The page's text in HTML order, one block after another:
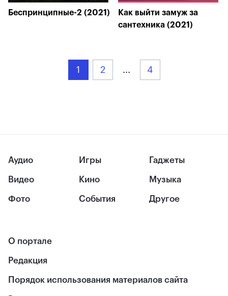
Беспринципные-2 (2021)
Как выйти замуж за
сантехника (2021)
1 2 ... 4
Аудио
Видео
Фото
Игры
Кино
События
Гаджеты
Музыка
Другое
О портале
Редакция
Порядок использования материалов сайта